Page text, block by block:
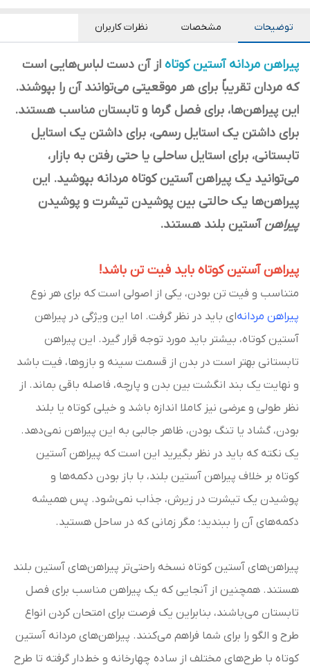
توضیحات مشخصات نظرات کاربران
پیراهن مردانه آستین کوتاه از آن دست لباس‌هایی است
که مردان تقریباً برای هر موقعیتی می‌توانند آن را بپوشند.
این پیراهن‌ها، برای فصل گرما و تابستان مناسب هستند.
برای داشتن یک استایل رسمی، برای داشتن یک استایل
تابستانی، برای استایل ساحلی یا حتی رفتن به بازار،
می‌توانید یک پیراهن آستین کوتاه مردانه بپوشید. این
پیراهن‌ها یک حالتی بین پوشیدن تیشرت و پوشیدن
پیراهن آستین بلند هستند.
پیراهن آستین کوتاه باید فیت تن باشد!
متناسب و فیت تن بودن، یکی از اصولی است که برای هر نوع
پیراهن مردانه‌ای باید در نظر گرفت. اما این ویژگی در پیراهن
آستین کوتاه، بیشتر باید مورد توجه قرار گیرد. این پیراهن
تابستانی بهتر است در بدن از قسمت سینه و بازوها، فیت باشد
و نهایت یک بند انگشت بین بدن و پارچه، فاصله باقی بماند. از
نظر طولی و عرضی نیز کاملا اندازه باشد و خیلی کوتاه یا بلند
بودن، گشاد یا تنگ بودن، ظاهر جالبی به این پیراهن نمی‌دهد.
یک نکته که باید در نظر بگیرید این است که پیراهن آستین
کوتاه بر خلاف پیراهن آستین بلند، با باز بودن دکمه‌ها و
پوشیدن یک تیشرت در زیرش، جذاب نمی‌شود. پس همیشه
دکمه‌های آن را ببندید؛ مگر زمانی که در ساحل هستید.
پیراهن‌های آستین کوتاه نسخه راحتی‌تر پیراهن‌های آستین بلند
هستند. همچنین از آنجایی که یک پیراهن مناسب برای فصل
تابستان می‌باشند، بنابراین یک فرصت برای امتحان کردن انواع
طرح و الگو را برای شما فراهم می‌کنند. پیراهن‌های مردانه آستین
کوتاه با طرح‌های مختلف از ساده چهارخانه و خط‌دار گرفته تا طرح